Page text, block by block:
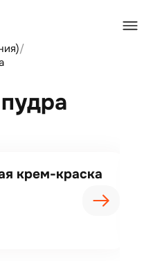
/
крем-краска